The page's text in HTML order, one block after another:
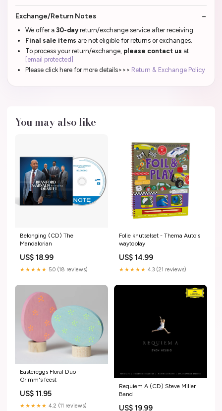
Exchange/Return Notes
We offer a 30-dayreturn/exchange service after receiving.
Final sale items are not eligible for returns or exchanges.
To process your return/exchange, please contact us at
[email protected]
Please click here for more details>>> Return & Exchange Policy
You may also like
Belonging (CD) The
Mandalorian
US$ 18.99
★★★★★ 5.0 (18 reviews)
Folie knutselset - Thema Auto's
waytoplay
US$ 14.99
★★★★★ 4.3 (21 reviews)
Eastereggs Floral Duo -
Grimm's feest
US$ 11.95
★★★★★ 4.2 (11 reviews)
Requiem A (CD) Steve Miller
Band
US$ 19.99